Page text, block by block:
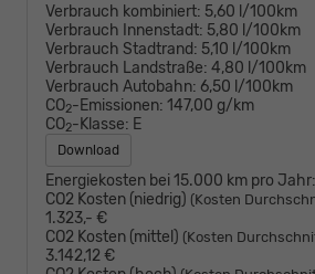
Verbrauch kombiniert: 5,60 l/100km
Verbrauch Innenstadt: 5,80 l/100km
Verbrauch Stadtrand: 5,10 l/100km
Verbrauch Landstraße: 4,80 l/100km
Verbrauch Autobahn: 6,50 l/100km
CO2-Emissionen: 147,00 g/km
CO2-Klasse: E
Download
Energiekosten bei 15.000 km pro Jahr:
CO2 Kosten (niedrig) (Kosten
1.323,- €
CO2 Kosten (mittel) (Kosten
3.142,12 €